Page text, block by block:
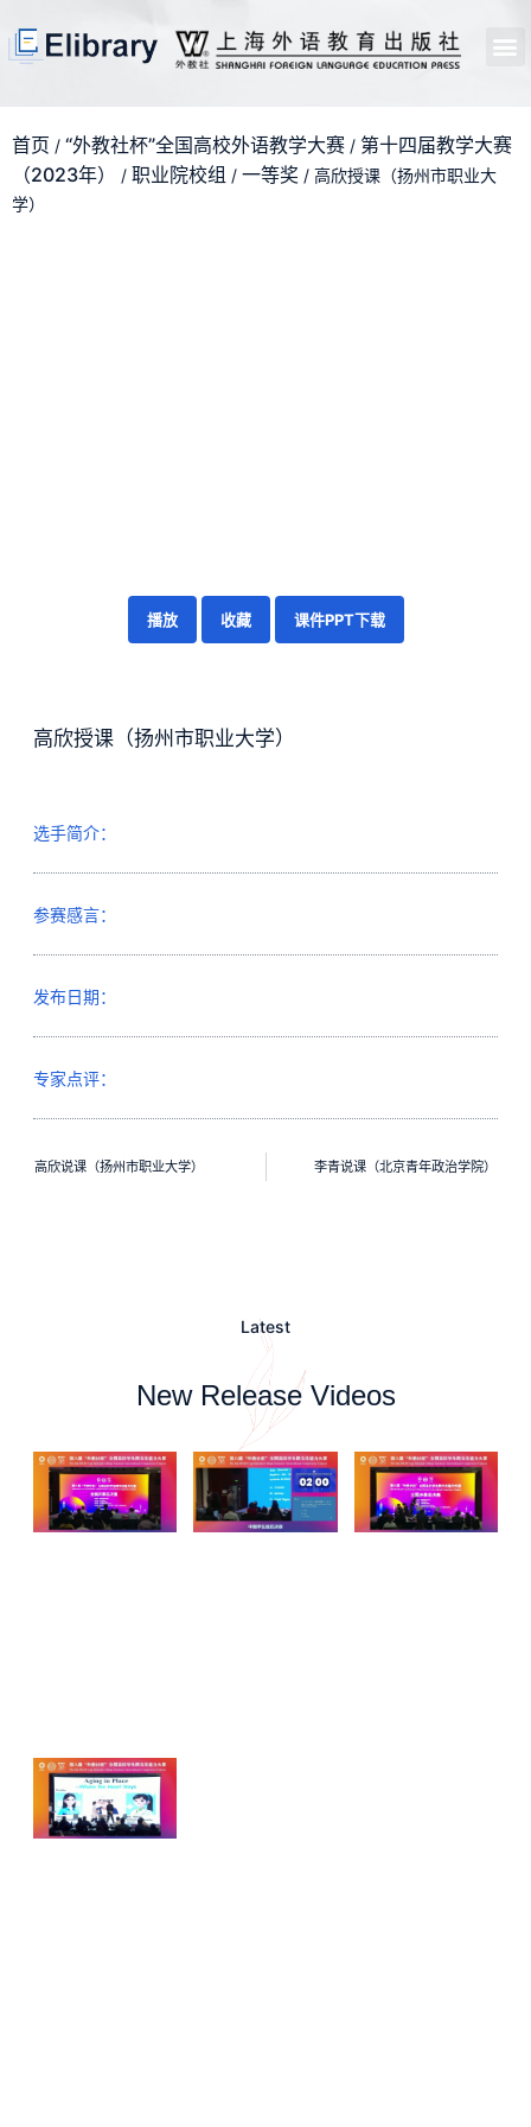
首页 / “外教社杯”全国高校外语教学大赛 / 第十四届教学大赛
（2023年）
/ 职业院校组 / 一等奖 / 高欣授课（扬州市职业大
学）
播放 收藏 课件PPT下载
高欣授课（扬州市职业大学）
选手简介：
参赛感言：
发布日期：
专家点评：
高欣说课（扬州市职业大学） 李青说课（北京青年政治学院）
Latest
New Release Videos